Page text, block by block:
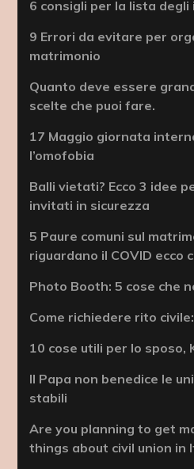
6 consigli per la lista
9 Errori da evitare per
matrimonio
Quanto deve essere
scelte che puoi fare.
17 Maggio giornata
l’omofobia
Balli vietati? Ecco 3 idee
invitati in sicurezza
5 Paure comuni sul
riguardano il COVID ecco
Photo Booth: 5 cose che
Come richiedere rito
10 cose utili per lo sposo,
Il Papa non benedice le
stabili
Are you planning to get
things about civil union in